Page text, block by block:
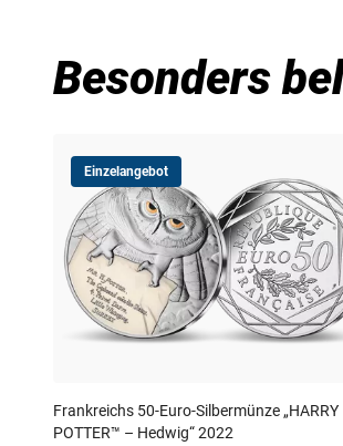
Besonders
Einzelangebot
Frankreichs 50-Euro-Silbermünze „HARRY
POTTER™ – Hedwig“ 2022